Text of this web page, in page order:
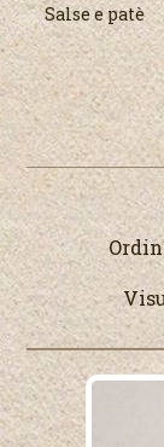
Salse e patè